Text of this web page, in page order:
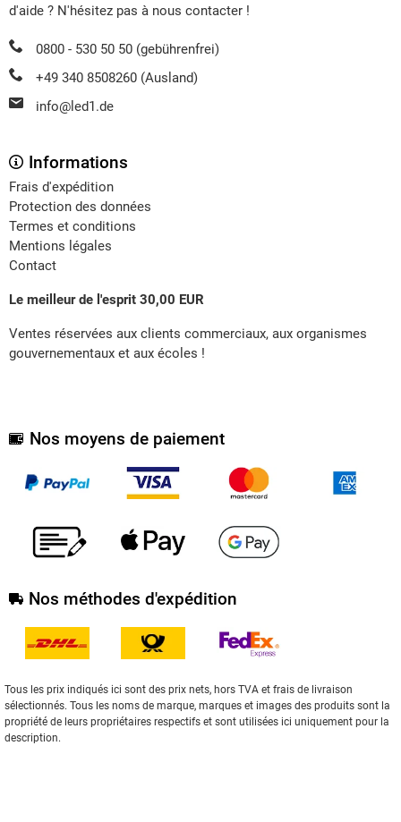
d'aide ? N'hésitez pas à nous contacter !
0800 - 530 50 50 (gebührenfrei)
+49 340 8508260 (Ausland)
info@led1.de
Informations
Frais d'expédition
Protection des données
Termes et conditions
Mentions légales
Contact
Le meilleur de l'esprit 30,00 EUR
Ventes réservées aux clients commerciaux, aux organismes
gouvernementaux et aux écoles !
Nos moyens de paiement
Nos méthodes d'expédition
Tous les prix indiqués ici sont des prix nets, hors TVA et frais de livraison
sélectionnés. Tous les noms de marque, marques et images des produits sont la
propriété de leurs propriétaires respectifs et sont utilisées ici uniquement pour la
description.